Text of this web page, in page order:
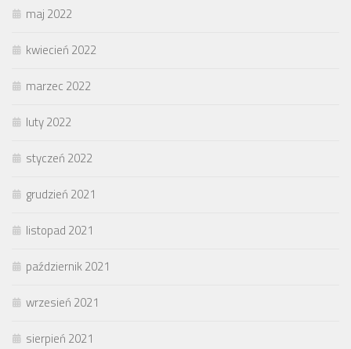
maj 2022
kwiecień 2022
marzec 2022
luty 2022
styczeń 2022
grudzień 2021
listopad 2021
październik 2021
wrzesień 2021
sierpień 2021